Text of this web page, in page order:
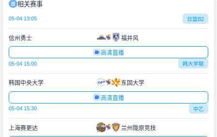
相关赛事
05-04 13:05 日篮B2
信州勇士 福井风
高清直播
05-04 15:00 韩大学联
韩国中央大学 东固大学
高清直播
05-04 15:30 中乙
上海赛更达 兰州陇原竞技